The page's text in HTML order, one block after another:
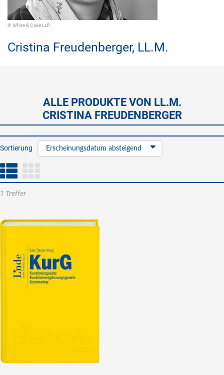
© White & Case LLP
Cristina Freudenberger, LL.M.
ALLE PRODUKTE VON LL.M.
CRISTINA FREUDENBERGER
Sortierung Erscheinungsdatum absteigend
1 Treffer